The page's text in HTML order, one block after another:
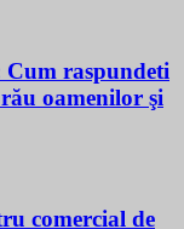
raspundeti
oamenilor şi
comercial de